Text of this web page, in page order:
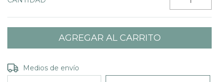
Entregas para el CP:
Medios de envío